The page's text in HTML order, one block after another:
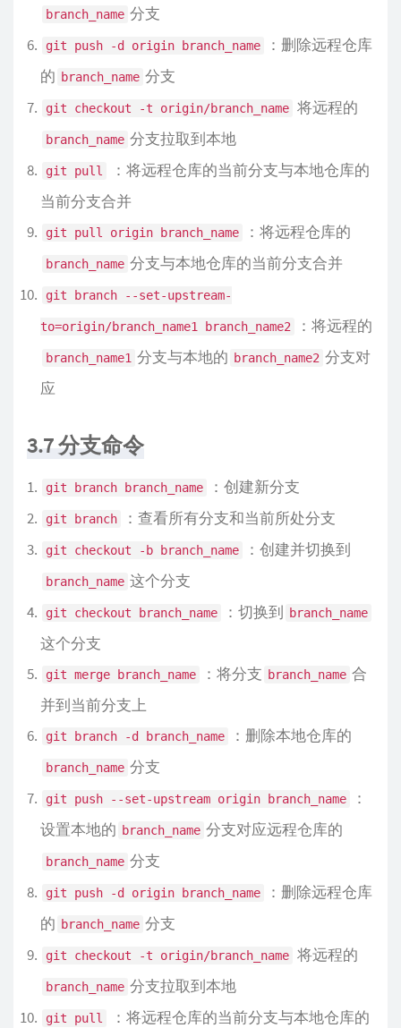
branch_name 分支
git push -d origin branch_name
：删除远程仓库
的 branch_name 分支
git checkout -t origin/branch_name 将远程的
branch_name 分支拉取到本地
git pull
：将远程仓库的当前分支与本地仓库的
当前分支合并
git pull origin branch_name ：将远程仓库的
branch_name 分支与本地仓库的当前分支合并
git branch --set-upstream-
to=origin/branch_name1 branch_name2 ：将远程的
branch_name1 分支与本地的 branch_name2 分支对
应
3.7 分支命令
git branch branch_name ：创建新分支
git branch ：查看所有分支和当前所处分支
git checkout -b branch_name ：创建并切换到
branch_name 这个分支
git checkout branch_name ：切换到 branch_name
这个分支
git merge branch_name ：将分支 branch_name 合
并到当前分支上
git branch -d branch_name ：删除本地仓库的
branch_name 分支
git push --set-upstream origin branch_name
：
设置本地的 branch_name 分支对应远程仓库的
branch_name 分支
git push -d origin branch_name
：删除远程仓库
的 branch_name 分支
git checkout -t origin/branch_name 将远程的
branch_name 分支拉取到本地
git pull
：将远程仓库的当前分支与本地仓库的